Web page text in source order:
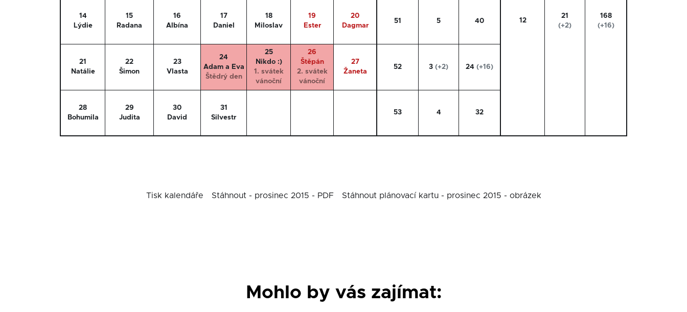
12
21
(+2)
168
(+16)
14
Lýdie
15
Radana
16
Albína
17
Daniel
18
Miloslav
19
Ester
20
Dagmar
51 5 40
21
Natálie
22
Šimon
23
Vlasta
24
Adam a Eva
Štědrý den
25
Nikdo :)
1. svátek
vánoční
26
Štěpán
2. svátek
vánoční
27
Žaneta
52 3 (+2) 24 (+16)
28
Bohumila
29
Judita
30
David
31
Silvestr
53 4 32
Tisk kalendáře Stáhnout - prosinec 2015 - PDF Stáhnout plánovací kartu - prosinec 2015 - obrázek
Mohlo by vás zajímat: